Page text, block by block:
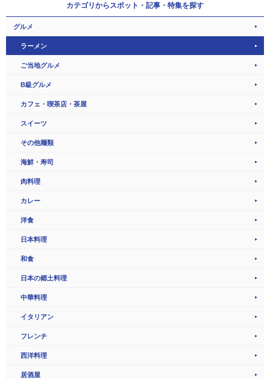
カテゴリからスポット・記事・特集を探す
グルメ
ラーメン
ご当地グルメ
B級グルメ
カフェ・喫茶店・茶屋
スイーツ
その他麺類
海鮮・寿司
肉料理
カレー
洋食
日本料理
和食
日本の郷土料理
中華料理
イタリアン
フレンチ
西洋料理
居酒屋